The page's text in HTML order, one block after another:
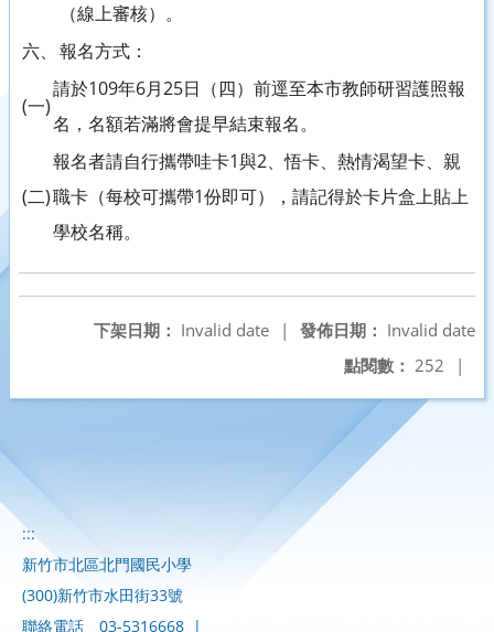
（線上審核）。
六、 報名方式：
(一)
請於109年6月25日（四）前逕至本市教師研習護照報
名，名額若滿將會提早結束報名。
(二)
報名者請自行攜帶哇卡1與2、悟卡、熱情渴望卡、親
職卡（每校可攜帶1份即可），請記得於卡片盒上貼上
學校名稱。
發佈日期： Invalid date
下架日期： Invalid date
|
點閱數： 252 |
:::
新竹市北區北門國民小學
(300)新竹市水田街33號
聯絡電話
03-5316668 |